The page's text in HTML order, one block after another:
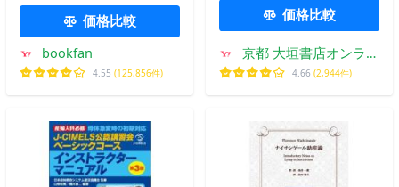
価格比較
bookfan
4.55 (125,856件)
価格比較
京都 大垣書店オンライ
ン
4.66 (2,944件)